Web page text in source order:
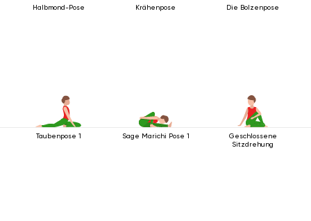
Halbmond-Pose Krähenpose Die Bolzenpose
Taubenpose 1 Sage Marichi Pose 1
Geschlossene
Sitzdrehung